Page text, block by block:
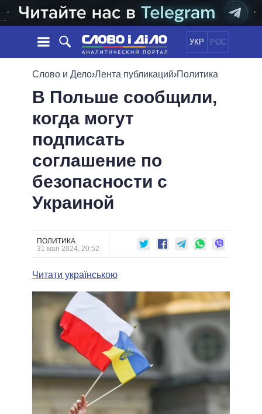
УКР РОС
НОВОСТИ
ЛЕНТА
СОБЫТИЯ
СТАТЬИ
МНЕНИЯ
ОБЗОРЫ
ДАЙДЖЕСТЫ
ПОЛИТИКА
ОБЕЩАНИЯ
ПОЛИТИКИ
ВСЕ ПОЛИТИКИ
ПРЕЗИДЕНТ И ОФИС
ВЕРХОВНАЯ РАДА
КАБИНЕТ МИНИСТРОВ
МЭРЫ
ВСЕ ПЕРСОНЫ
ВИДЕО
ПОДДЕРЖАТЬ
СРАВНЕНИЕ ПОЛИТИКОВ
Слово и Дело›Лента публикаций›Политика
В Польше сообщили,
когда могут
подписать
соглашение по
безопасности с
Украиной
ПОЛИТИКА
31 мая 2024, 20:52
Читати українською